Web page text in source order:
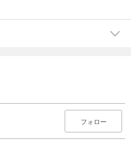
フォロー